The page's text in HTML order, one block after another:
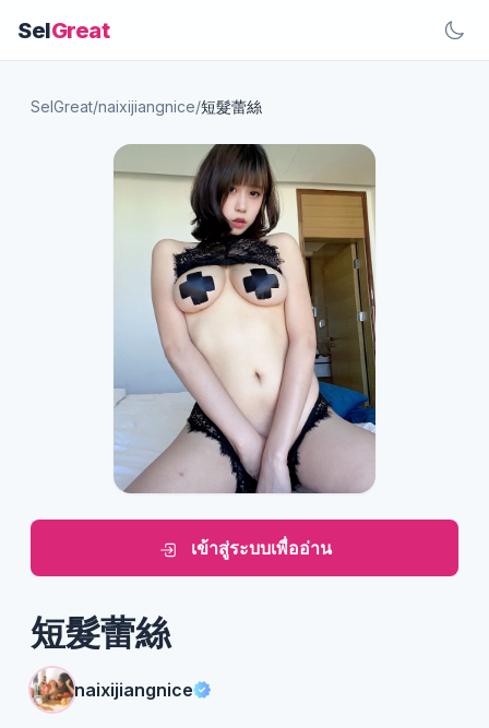
SelGreat
SelGreat/naixijiangnice/短髮蕾絲
เข้าสู่ระบบเพื่ออ่าน
短髮蕾絲
naixijiangnice